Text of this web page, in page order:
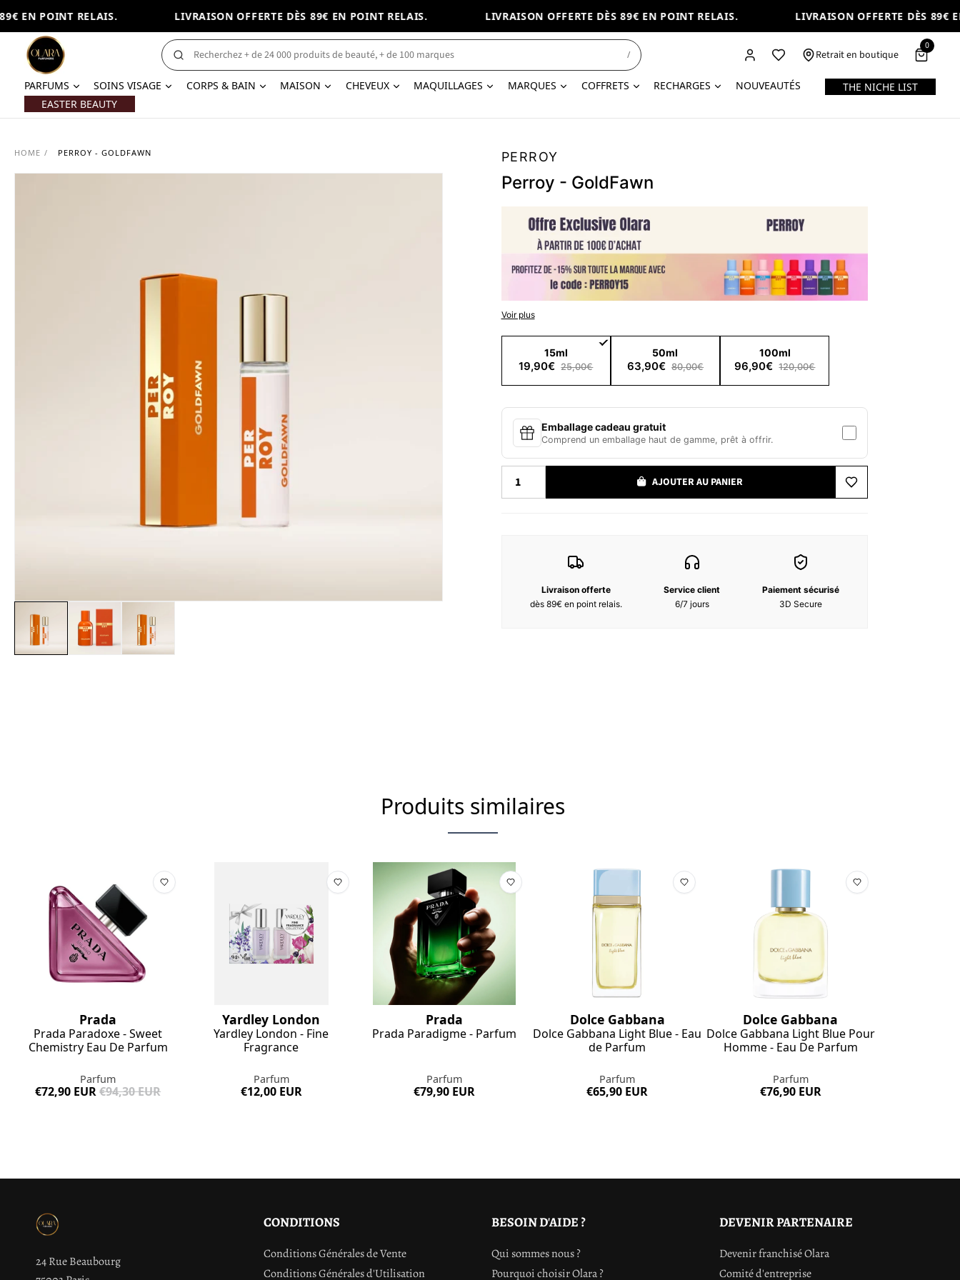
EN POINT RELAIS. LIVRAISON OFFERTE DÈS 89€ EN POINT RELAIS. LIVRAISON OFFERTE DÈS 89€ EN POINT RELAIS. LIVRAISON OFFERTE DÈS 89€
/ Retrait en boutique
0
PARFUMS SOINS VISAGE CORPS & BAIN MAISON CHEVEUX MAQUILLAGES MARQUES COFFRETS RECHARGES NOUVEAUTÉS
THE NICHE LIST
EASTER BEAUTY
HOME / PERROY - GOLDFAWN PERROY
Perroy - GoldFawn
Perroy - GoldFawn
Une chaleur douce sur la peau. Une lumière qui baisse lentement. Des voix qui
se mêlent aux rires.
Goldfawn associe la profondeur boisée du cèdre et du santal à la douceur
riche et addictif.
Un parfum pensé comme une enveloppante réconfortante et rassurante.
Notes Olfactives :
Notes de tête : Cèdre
Notes de cœur : Bois de santal
ACETYLOCTAHYDRONAPHTHALENES, LINALOOL, BETA-CARYOPHYLLENE,
CINNAMAL, CINNAMOMUM ZEYLANICUM BARK OIL, CINNAMYL ALCOHOL,
CITRAL, CITRUS AURANTIFOLIA PEEL OIL EXPRESSED, CITRUS AURANTIUM
BERGAMIA FRUIT OIL, COUMARIN, DIMETHYLBENZYL CARBINYL ACETATE,
EUCALYPTUS GLOBULUS LEAF OIL, EUGENOL, GERANIOL, JUNIPERUS
Voir plus
15ml
19,90€ 25,00€
50ml
63,90€ 80,00€
100ml
96,90€ 120,00€
Emballage cadeau gratuit
Comprend un emballage haut de gamme, prêt à offrir.
AJOUTER AU PANIER
Livraison offerte
dès 89€ en point relais.
Service client
6/7 jours
Paiement sécurisé
3D Secure
Produits similaires
Prada
Prada Paradoxe - Sweet
Chemistry Eau De Parfum
Parfum
€72,90 EUR€94,30 EUR
Yardley London
Yardley London - Fine
Fragrance
Parfum
€12,00 EUR
Prada
Prada Paradigme - Parfum
Parfum
€79,90 EUR
Dolce Gabbana
Dolce Gabbana Light Blue - Eau
de Parfum
Parfum
€65,90 EUR
Dolce Gabbana
Dolce Gabbana Light Blue Pour
Homme - Eau De Parfum
Parfum
€76,90 EUR
24 Rue Beaubourg
CONDITIONS
Conditions Générales de Vente
Conditions Générales d'Utilisation
BESOIN D'AIDE ?
Qui sommes nous ?
Pourquoi choisir Olara ?
DEVENIR PARTENAIRE
Devenir franchisé Olara
Comité d'entreprise